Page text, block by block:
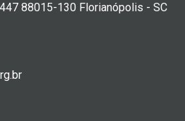
88015-130 Florianópolis - SC